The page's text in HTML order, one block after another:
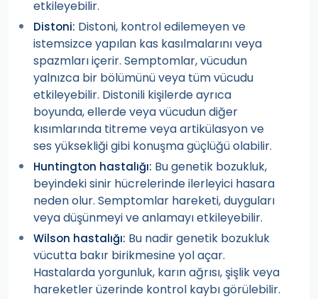
etkileyebilir.
Distoni: Distoni, kontrol edilemeyen ve
istemsizce yapılan kas kasılmalarını veya
spazmları içerir. Semptomlar, vücudun
yalnızca bir bölümünü veya tüm vücudu
etkileyebilir. Distonili kişilerde ayrıca
boyunda, ellerde veya vücudun diğer
kısımlarında titreme veya artikülasyon ve
ses yüksekliği gibi konuşma güçlüğü olabilir.
Huntington hastalığı: Bu genetik bozukluk,
beyindeki sinir hücrelerinde ilerleyici hasara
neden olur. Semptomlar hareketi, duyguları
veya düşünmeyi ve anlamayı etkileyebilir.
Wilson hastalığı: Bu nadir genetik bozukluk
vücutta bakır birikmesine yol açar.
Hastalarda yorgunluk, karın ağrısı, şişlik veya
hareketler üzerinde kontrol kaybı görülebilir.